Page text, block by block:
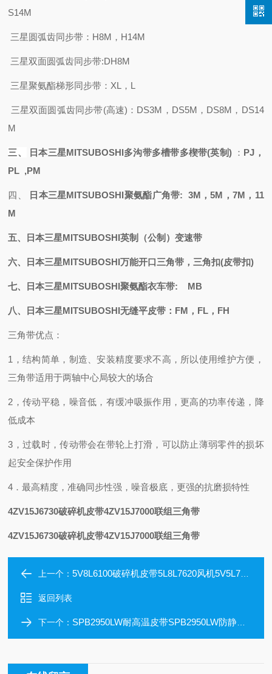
S14M
三星圆弧齿同步带： H8M，H14M
三星双面圆弧齿同步带:DH8M
三星聚氨酯梯形同步带： XL，L
三星双面圆弧齿同步带(高速)：DS3M，DS5M，DS8M，DS14
M
三、 日本三星MITSUBOSHI多沟带多槽带多楔带(英制) ： PJ，
PL ,PM
四、 日本三星MITSUBOSHI聚氨酯广角带: 3M，5M，7M，11
M
五、日本三星MITSUBOSHI英制（公制）变速带
六、日本三星MITSUBOSHI万能开口三角带，三角扣(皮带扣)
七、日本三星MITSUBOSHI聚氨酯衣车带: MB
八、日本三星MITSUBOSHI无缝平皮带：FM，FL，FH
三角带优点：
1，结构简单，制造、安装精度要求不高，所以使用维护方便，
三角带适用于两轴中心局较大的场合
2，传动平稳，噪音低，有缓冲吸振作用，更高的功率传递，降
低成本
3，过载时，传动带会在带轮上打滑，可以防止薄弱零件的损坏
起安全保护作用
4．最高精度，准确同步性强，噪音极底，更强的抗磨损特性
4ZV15J6730破碎机皮带4ZV15J7000联组三角带
4ZV15J6730破碎机皮带4ZV15J7000联组三角带
上一个：5V8L6100破碎机皮带5L8L7620风机5V5L7700
返回列表
下一个： SPB2950LW耐高温皮带SPB2950LW防静电三角带